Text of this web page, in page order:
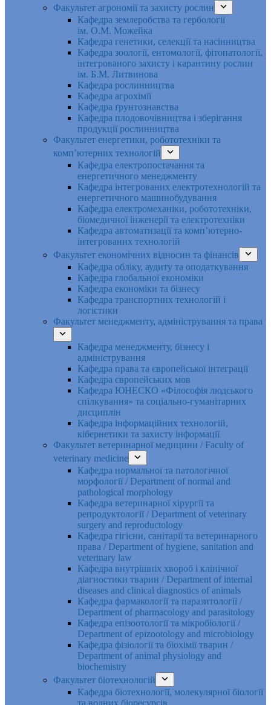
Факультет агрономії та захисту рослин
Кафедра землеробства та гербології
ім. О.М. Можейка
Кафедра генетики, селекції та насінництва
Кафедра зоології, ентомології, фітопатології,
інтегрованого захисту і карантину рослин
ім. Б.М. Литвинова
Кафедра рослинництва
Кафедра агрохімії
Кафедра ґрунтознавства
Кафедра плодовочівництва і зберігання
продукції рослинництва
Факультет енергетики, робототехніки та
комп’ютерних технологій
Кафедра електропостачання та
енергетичного менеджменту
Кафедра інтегрованих електротехнологій та
енергетичного машинобудування
Кафедра електромеханіки, робототехніки,
біомедичної інженерії та електротехніки
Кафедра автоматизації та комп’ютерно-
інтегрованих технологій
Факультет економічних відносин та фінансів
Кафедра обліку, аудиту та оподаткування
Кафедра глобальної економіки
Кафедра економіки та бізнесу
Кафедра транспортних технологій і
логістики
Факультет менеджменту, адміністрування та права
Кафедра менеджменту, бізнесу і
адміністрування
Кафедра права та європейської інтеграції
Кафедра європейських мов
Кафедра ЮНЕСКО «Філософія людського
спілкування» та соціально-гуманітарних
дисциплін
Кафедра інформаційних технологій,
кібернетики та захисту інформації
Факультет ветеринарної медицини / Faculty of
veterinary medicine
Кафедра нормальної та патологічної
морфології / Department of normal and
pathological morphology
Кафедра ветеринарної хірургії та
репродуктології / Department of veterinary
surgery and reproductology
Кафедра гігієни, санітарії та ветеринарного
права / Department of hygiene, sanitation and
veterinary law
Кафедра внутрішніх хвороб і клінічної
діагностики тварин / Department of internal
diseases and clinical diagnostics of animals
Кафедра фармакології та паразитології /
Department of pharmacology and parasitology
Кафедра епізоотології та мікробіології /
Department of epizootology and microbiology
Кафедра фізіології та біохімії тварин /
Department of animal physiology and
biochemistry
Факультет біотехнологій
Кафедра біотехнології, молекулярної біології
та водних біоресурсів